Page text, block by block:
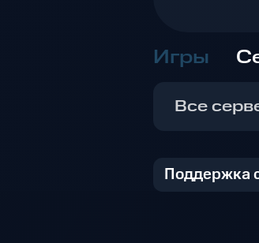
Игры
Все
Поддержка